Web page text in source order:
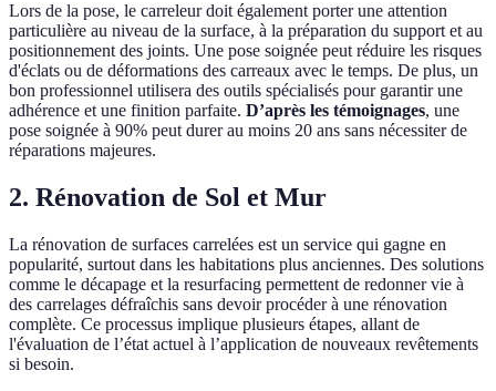
Lors de la pose, le carreleur doit également porter une attention
particulière au niveau de la surface, à la préparation du support et au
positionnement des joints. Une pose soignée peut réduire les risques
d'éclats ou de déformations des carreaux avec le temps. De plus, un
bon professionnel utilisera des outils spécialisés pour garantir une
adhérence et une finition parfaite. D’après les témoignages, une
pose soignée à 90% peut durer au moins 20 ans sans nécessiter de
réparations majeures.
2. Rénovation de Sol et Mur
La rénovation de surfaces carrelées est un service qui gagne en
popularité, surtout dans les habitations plus anciennes. Des solutions
comme le décapage et la resurfacing permettent de redonner vie à
des carrelages défraîchis sans devoir procéder à une rénovation
complète. Ce processus implique plusieurs étapes, allant de
l'évaluation de l’état actuel à l’application de nouveaux revêtements
si besoin.